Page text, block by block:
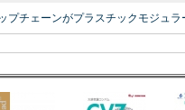
プチェーンがプラスチックモジュ